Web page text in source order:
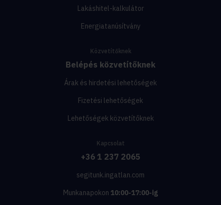
Lakáshitel-kalkulátor
Energiatanúsítvány
Közvetítőknek
Belépés közvetítőknek
Árak és hirdetési lehetőségek
Fizetési lehetőségek
Lehetőségek közvetítőknek
Kapcsolat
+36 1 237 2065
segitunk.ingatlan.com
Munkanapokon 10:00-17:00-ig